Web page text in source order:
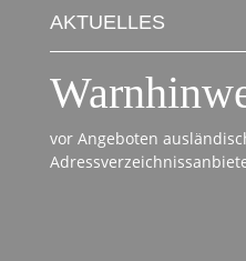
AKTUELLES
vor Angeboten